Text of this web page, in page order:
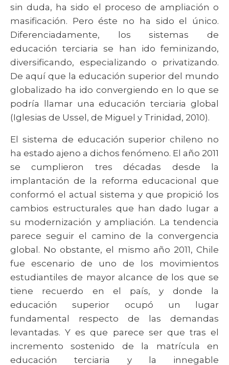
sin duda, ha sido el proceso de ampliación o
masificación. Pero éste no ha sido el único.
Diferenciadamente, los sistemas de
educación terciaria se han ido feminizando,
diversificando, especializando o privatizando.
De aquí que la educación superior del mundo
globalizado ha ido convergiendo en lo que se
podría llamar una educación terciaria global
(Iglesias de Ussel, de Miguel y Trinidad, 2010).
El sistema de educación superior chileno no
ha estado ajeno a dichos fenómeno. El año 2011
se cumplieron tres décadas desde la
implantación de la reforma educacional que
conformó el actual sistema y que propició los
cambios estructurales que han dado lugar a
su modernización y ampliación. La tendencia
parece seguir el camino de la convergencia
global. No obstante, el mismo año 2011, Chile
fue escenario de uno de los movimientos
estudiantiles de mayor alcance de los que se
tiene recuerdo en el país, y donde la
educación superior ocupó un lugar
fundamental respecto de las demandas
levantadas. Y es que parece ser que tras el
incremento sostenido de la matrícula en
educación terciaria y la innegable